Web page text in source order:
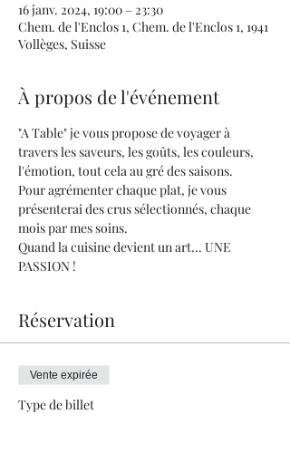
16 janv. 2024, 19:00 – 23:30
Chem. de l'Enclos 1, Chem. de l'Enclos 1, 1941
Vollèges, Suisse
À propos de l'événement
"A Table" je vous propose de voyager à
travers les saveurs, les goûts, les couleurs,
l'émotion, tout cela au gré des saisons.
Pour agrémenter chaque plat, je vous
présenterai des crus sélectionnés, chaque
mois par mes soins.
Quand la cuisine devient un art... UNE
PASSION !
Réservation
Vente expirée
Type de billet